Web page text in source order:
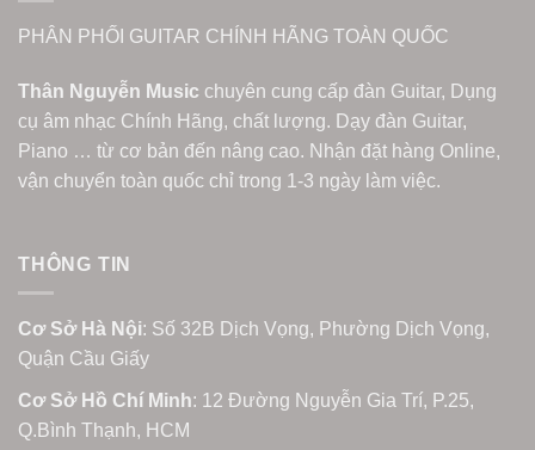
PHÂN PHỐI GUITAR CHÍNH HÃNG TOÀN QUỐC
Thân Nguyễn Music chuyên cung cấp đàn Guitar, Dụng
cụ âm nhạc Chính Hãng, chất lượng. Dạy đàn Guitar,
Piano … từ cơ bản đến nâng cao. Nhận đặt hàng Online,
vận chuyển toàn quốc chỉ trong 1-3 ngày làm việc.
THÔNG TIN
Cơ Sở Hà Nội: Số 32B Dịch Vọng, Phường Dịch Vọng,
Quận Cầu Giấy
Cơ Sở Hồ Chí Minh: 12 Đường Nguyễn Gia Trí, P.25,
Q.Bình Thạnh, HCM